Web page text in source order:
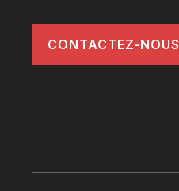
CONTACTEZ-NOUS